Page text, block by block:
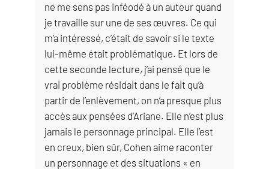
ne me sens pas inféodé à un auteur quand
je travaille sur une de ses œuvres. Ce qui
m’a intéressé, c’était de savoir si le texte
lui-même était problématique. Et lors de
cette seconde lecture, j’ai pensé que le
vrai problème résidait dans le fait qu’à
partir de l’enlèvement, on n’a presque plus
accès aux pensées d’Ariane. Elle n’est plus
jamais le personnage principal. Elle l’est
en creux, bien sûr, Cohen aime raconter
un personnage et des situations « en